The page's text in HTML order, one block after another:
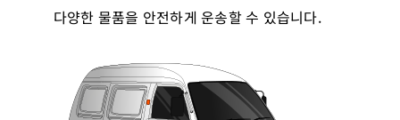
다양한 물품을 안전하게 운송할 수 있습니다.